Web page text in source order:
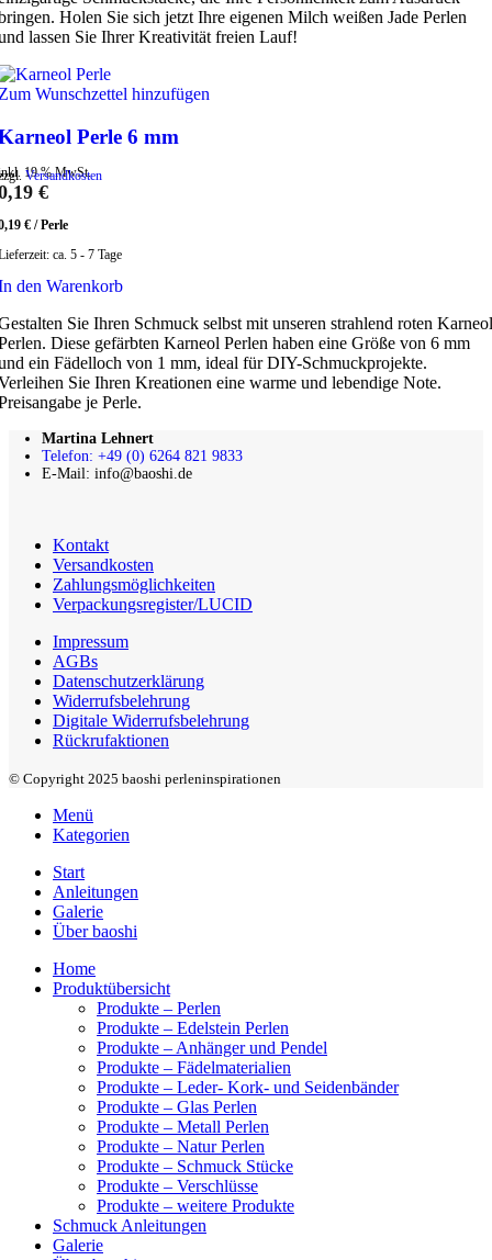
Holen Sie sich jetzt Ihre eigenen Milch weißen Jade Perlen
lassen Sie Ihrer Kreativität freien Lauf!
Wunschzettel hinzufügen
Perle 6 mm
19 % MwSt.
Versandkosten
€
€ /Perle
ca. 5 - 7 Tage
den Warenkorb
Sie Ihren Schmuck selbst mit unseren strahlend roten Karneol
Diese gefärbten Karneol Perlen haben eine Größe von 6 mm
ein Fädelloch von 1 mm, ideal für DIY-Schmuckprojekte.
Sie Ihren Kreationen eine warme und lebendige Note.
je Perle.
Martina Lehnert
Telefon: +49 (0) 6264 821 9833
E-Mail: info@baoshi.de
Kontakt
Versandkosten
Zahlungsmöglichkeiten
Verpackungsregister/LUCID
Impressum
AGBs
Datenschutzerklärung
Widerrufsbelehrung
Digitale Widerrufsbelehrung
Rückrufaktionen
© Copyright 2025 baoshi perleninspirationen
Menü
Kategorien
Start
Anleitungen
Galerie
Über baoshi
Home
Produktübersicht
Produkte – Perlen
Produkte – Edelstein Perlen
Produkte – Anhänger und Pendel
Produkte – Fädelmaterialien
Produkte – Leder- Kork- und Seidenbänder
Produkte – Glas Perlen
Produkte – Metall Perlen
Produkte – Natur Perlen
Produkte – Schmuck Stücke
Produkte – Verschlüsse
Produkte – weitere Produkte
Schmuck Anleitungen
Galerie